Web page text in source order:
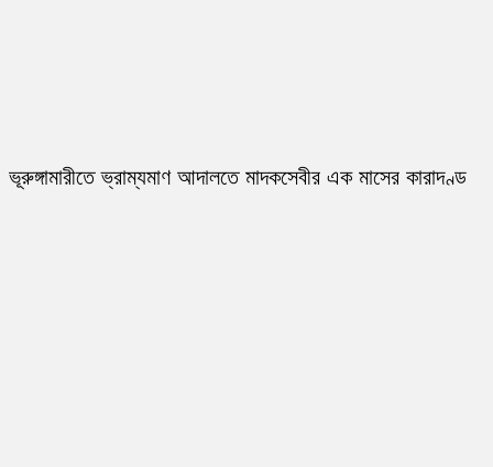
ভূরুঙ্গামারীতে ভ্রাম্যমাণ আদালতে মাদকসেবীর এক মাসের কারাদণ্ড